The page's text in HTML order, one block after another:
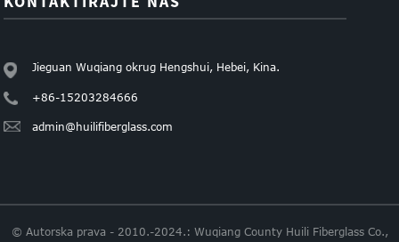
Jieguan Wuqiang okrug Hengshui, Hebei, Kina.
+86-15203284666
admin@huilifiberglass.com
© Autorska prava - 2010.-2024.: Wuqiang County Huili Fiberglass Co.,